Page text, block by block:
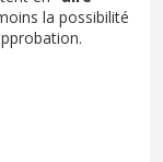
la possibilité